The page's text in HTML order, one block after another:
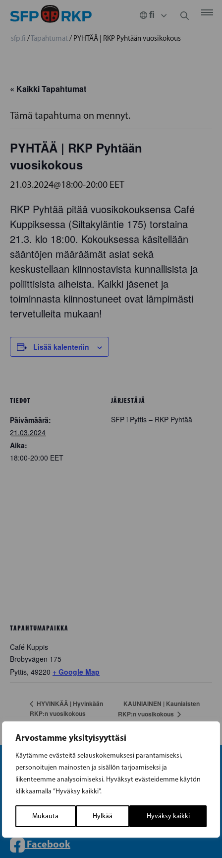
Arvostamme yksityisyyttäsi
Käytämme evästeitä selauskokemuksesi parantamiseksi,
personoitujen mainosten ja sisällön tarjoamiseksi ja
liikenteemme analysoimiseksi. Hyväksyt evästeidemme käytön
klikkaamalla ”Hyväksy kaikki”.
Mukauta Hylkää Hyväksy kaikki
sfp.fi /Tapahtumat/ PYHTÄÄ | RKP Pyhtään vuosikokous
« Kaikki Tapahtumat
Tämä tapahtuma on mennyt.
PYHTÄÄ | RKP Pyhtään
vuosikokous
21.03.2024@18:00-20:00 EET
RKP Pyhtää pitää vuosikokouksensa Café
Kuppiksessa (Siltakyläntie 175) torstaina
21.3. klo 18:00. Kokouksessa käsitellään
sääntöjen määräämät asiat sekä
keskustellaan kiinnostavista kunnallisista ja
poliittisista aiheista. Kaikki jäsenet ja
toiminnasta kiinnostuneet ovat lämpimästi
tervetulleita mukaan!
Lisää kalenteriin
TIEDOT
Päivämäärä:
21.03.2024
Aika:
18:00-20:00 EET
JÄRJESTÄJÄ
SFP i Pyttis – RKP Pyhtää
TAPAHTUMAPAIKKA
Café Kuppis
Brobyvägen 175
Pyttis, 49220 + Google Map
HYVINKÄÄ | Hyvinkään
RKP:n vuosikokous
KAUNIAINEN | Kauniaisten
RKP:n vuosikokous
Instagram
Facebook